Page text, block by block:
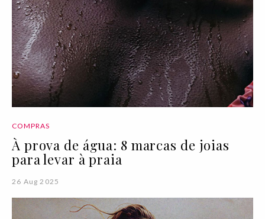
COMPRAS
À prova de água: 8 marcas de joias
para levar à praia
26 Aug 2025